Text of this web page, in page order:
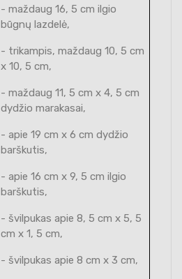
- maždaug 16, 5 cm ilgio
būgnų lazdelė,
- trikampis, maždaug 10, 5 cm
x 10, 5 cm,
- maždaug 11, 5 cm x 4, 5 cm
dydžio marakasai,
- apie 19 cm x 6 cm dydžio
barškutis,
- apie 16 cm x 9, 5 cm ilgio
barškutis,
- švilpukas apie 8, 5 cm x 5, 5
cm x 1, 5 cm,
- švilpukas apie 8 cm x 3 cm,